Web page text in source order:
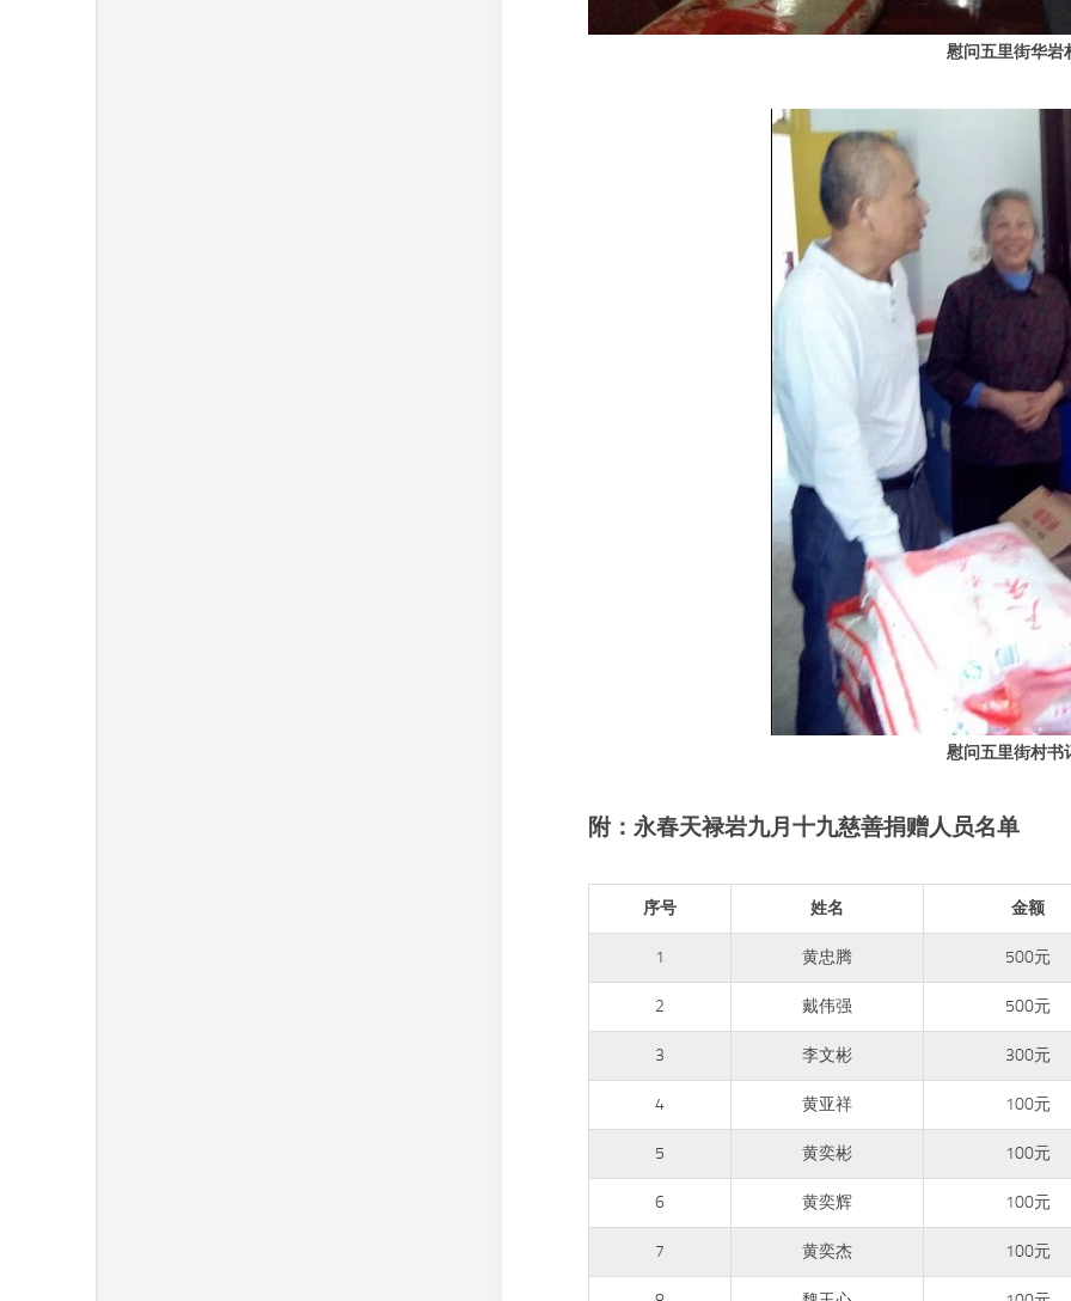
慰问五里街华岩
慰问五里街村书
附：永春天禄岩九月十九慈善捐赠人员名单
序号 姓名 金额
1 黄忠腾 500元
2 戴伟强 500元
3 李文彬 300元
4 黄亚祥 100元
5 黄奕彬 100元
6 黄奕辉 100元
7 黄奕杰 100元